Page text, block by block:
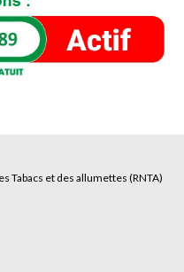
Tabacs et des allumettes (RNTA)